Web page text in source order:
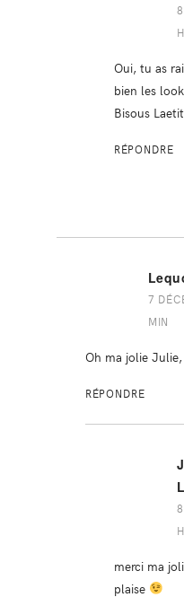
Oui, tu as
bien les
Bisous
RÉPONDRE
7
MIN
Oh ma jolie
RÉPONDRE
merci ma
plaise